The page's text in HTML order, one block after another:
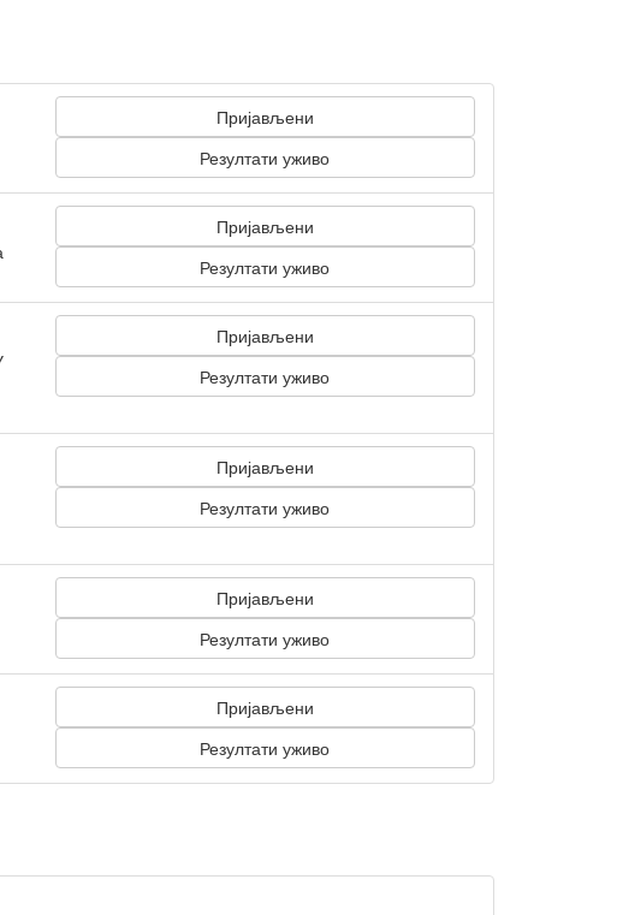
Пријављени
Резултати уживо
Пријављени
Резултати уживо
Пријављени
Резултати уживо
Пријављени
Резултати уживо
Пријављени
Резултати уживо
Пријављени
Резултати уживо